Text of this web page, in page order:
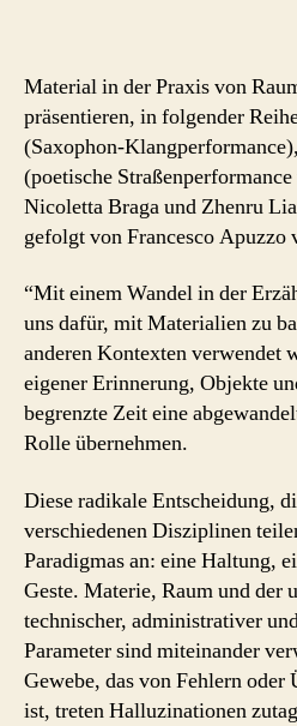
Material in der Praxis von
präsentieren, in folgender
(Saxophon-
(poetische
Nicoletta Braga und Zhenru
gefolgt von Francesco
“Mit einem Wandel in der
uns dafür, mit Materialien zu
anderen Kontexten verwendet
eigener Erinnerung, Objekte
begrenzte Zeit eine
Rolle übernehmen.
Diese radikale Entscheidung,
verschiedenen Disziplinen
Paradigmas an: eine Haltung,
Geste. Materie, Raum und der
technischer, administrativer
Parameter sind miteinander
Gewebe, das von Fehlern oder
ist, treten Halluzinationen